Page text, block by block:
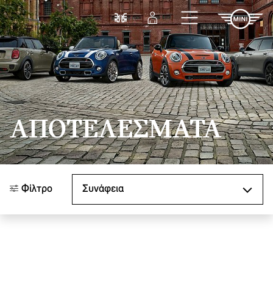
Μετάβαση στο κύριο περιεχόμενο
ΣύγκρισηΣύνδεση
ΑΠΟΤΕΛΈΣΜΑΤΑ
Φίλτρο